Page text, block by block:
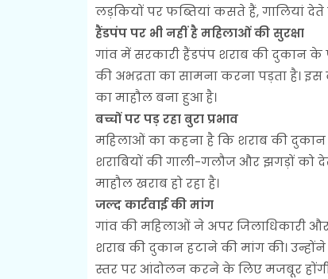
लड़कियों पर फब्तियां कसते हैं, गालियां देते
हैंडपंप पर भी नहीं है महिलाओं की सुरक्षा
गांव में सरकारी हैंडपंप शराब की दुकान के
की अभद्रता का सामना करना पड़ता है।
का माहौल बना हुआ है।
बच्चों पर पड़ रहा बुरा प्रभाव
महिलाओं का कहना है कि शराब की दुकान
शराबियों की गाली-गलौज और झगड़ों को
माहौल खराब हो रहा है।
जल्द कार्रवाई की मांग
गांव की महिलाओं ने अपर जिलाधिकारी
शराब की दुकान हटाने की मांग की।
स्तर पर आंदोलन करने के लिए मजबूर